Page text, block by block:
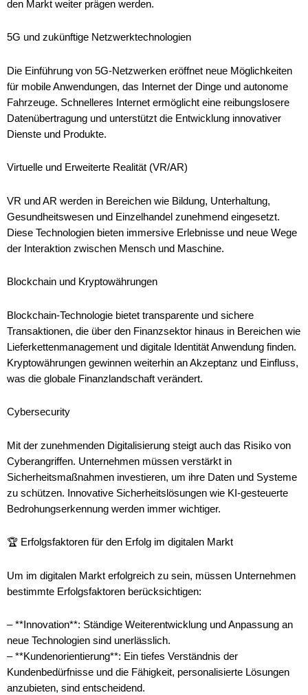
den Markt weiter prägen werden.
5G und zukünftige Netzwerktechnologien
Die Einführung von 5G-Netzwerken eröffnet neue Möglichkeiten
für mobile Anwendungen, das Internet der Dinge und autonome
Fahrzeuge. Schnelleres Internet ermöglicht eine reibungslosere
Datenübertragung und unterstützt die Entwicklung innovativer
Dienste und Produkte.
Virtuelle und Erweiterte Realität (VR/AR)
VR und AR werden in Bereichen wie Bildung, Unterhaltung,
Gesundheitswesen und Einzelhandel zunehmend eingesetzt.
Diese Technologien bieten immersive Erlebnisse und neue Wege
der Interaktion zwischen Mensch und Maschine.
Blockchain und Kryptowährungen
Blockchain-Technologie bietet transparente und sichere
Transaktionen, die über den Finanzsektor hinaus in Bereichen wie
Lieferkettenmanagement und digitale Identität Anwendung finden.
Kryptowährungen gewinnen weiterhin an Akzeptanz und Einfluss,
was die globale Finanzlandschaft verändert.
Cybersecurity
Mit der zunehmenden Digitalisierung steigt auch das Risiko von
Cyberangriffen. Unternehmen müssen verstärkt in
Sicherheitsmaßnahmen investieren, um ihre Daten und Systeme
zu schützen. Innovative Sicherheitslösungen wie KI-gesteuerte
Bedrohungserkennung werden immer wichtiger.
🏆 Erfolgsfaktoren für den Erfolg im digitalen Markt
Um im digitalen Markt erfolgreich zu sein, müssen Unternehmen
bestimmte Erfolgsfaktoren berücksichtigen:
– **Innovation**: Ständige Weiterentwicklung und Anpassung an
neue Technologien sind unerlässlich.
– **Kundenorientierung**: Ein tiefes Verständnis der
Kundenbedürfnisse und die Fähigkeit, personalisierte Lösungen
anzubieten, sind entscheidend.